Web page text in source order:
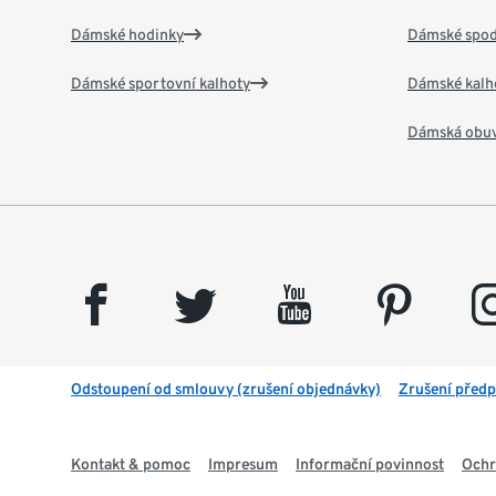
Dámské hodinky
Dámské sportovní kalhoty
Dámské
Dámské
Dámská
facebook twitter youtube pinterest
Odstoupení od smlouvy (zrušení objednávky) Zrušení
Kontakt & pomoc Impresum Informační povinnost